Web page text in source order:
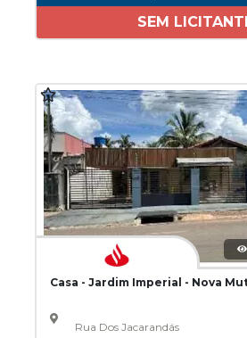
SEM
Casa - Jardim Imperial - Nova
Rua Dos Jacarandás